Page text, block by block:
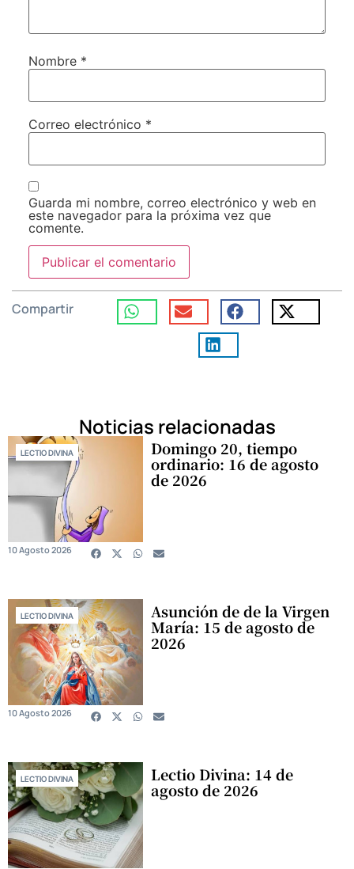
Nombre *
Correo electrónico *
Guarda mi nombre, correo electrónico y web en
este navegador para la próxima vez que
comente.
Compartir
Noticias relacionadas
LECTIO DIVINA Domingo 20, tiempo
ordinario: 16 de agosto
de 2026
10 Agosto 2026
LECTIO DIVINA Asunción de de la Virgen
María: 15 de agosto de
2026
10 Agosto 2026
LECTIO DIVINA Lectio Divina: 14 de
agosto de 2026